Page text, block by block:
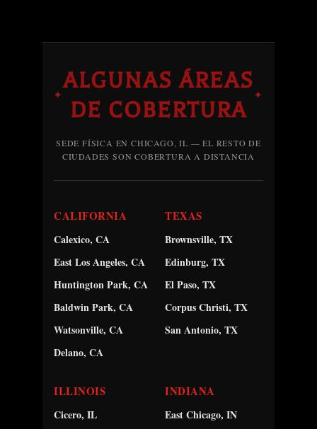
✦
ALGUNAS ÁREAS
DE COBERTURA
✦
SEDE FÍSICA EN CHICAGO, IL — EL RESTO DE
CIUDADES SON COBERTURA A DISTANCIA
CALIFORNIA
Calexico, CA
East Los Angeles, CA
Huntington Park, CA
Baldwin Park, CA
Watsonville, CA
Delano, CA
TEXAS
Brownsville, TX
Edinburg, TX
El Paso, TX
Corpus Christi, TX
San Antonio, TX
ILLINOIS
Cicero, IL
INDIANA
East Chicago, IN